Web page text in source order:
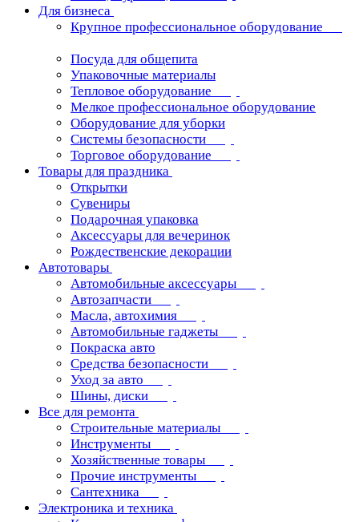
Для бизнеса
Крупное профессиональное оборудование
Посуда для общепита
Упаковочные материалы
Тепловое оборудование
Мелкое профессиональное оборудование
Оборудование для уборки
Системы безопасности
Торговое оборудование
Товары для праздника
Открытки
Сувениры
Подарочная упаковка
Аксессуары для вечеринок
Рождественские декорации
Автотовары
Автомобильные аксессуары
Автозапчасти
Масла, автохимия
Автомобильные гаджеты
Покраска авто
Средства безопасности
Уход за авто
Шины, диски
Все для ремонта
Строительные материалы
Инструменты
Хозяйственные товары
Прочие инструменты
Сантехника
Электроника и техника